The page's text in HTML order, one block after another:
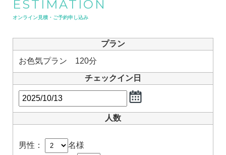
ESTIMATION
オンライン見積・ご予約申し込み
プラン
お色気プラン 120分
チェックイン日
人数
男性：
名様